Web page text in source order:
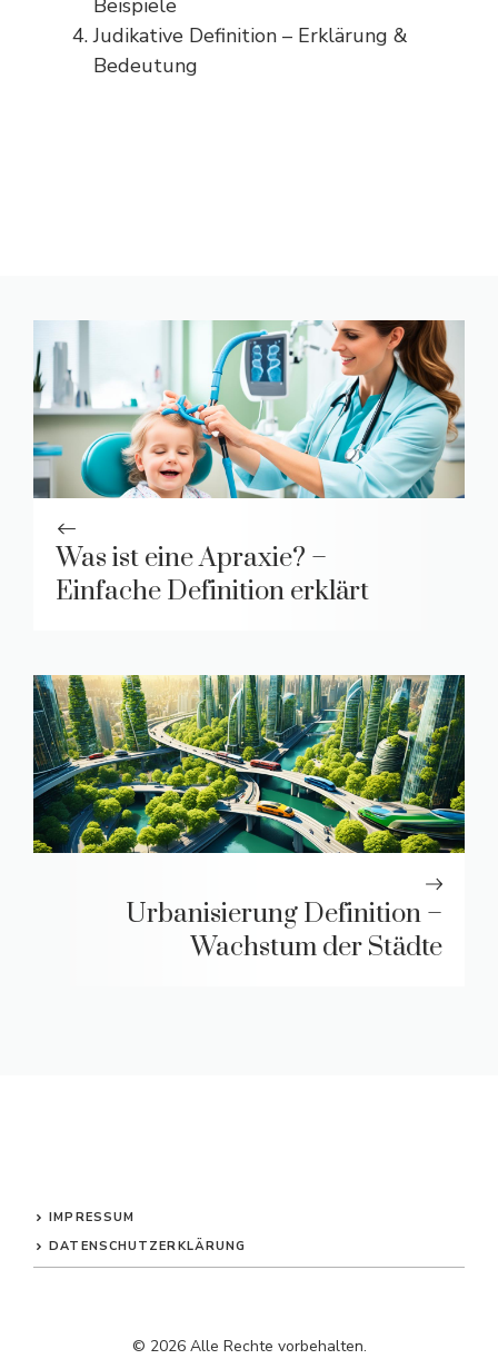
Judikative Definition – Erklärung &
Bedeutung
Was ist eine Apraxie? –
Einfache Definition erklärt
Urbanisierung Definition –
Wachstum der Städte
IMPRESSUM
DATENSCHUTZERKLÄRUNG
© 2026 Alle Rechte vorbehalten.